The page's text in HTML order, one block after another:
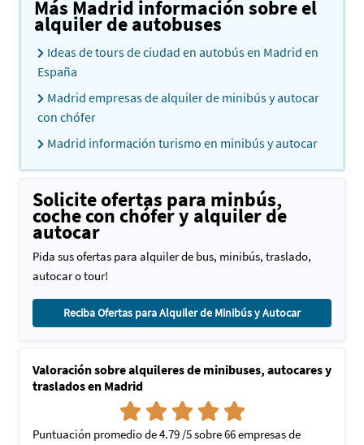
Más Madrid información sobre el
alquiler de autobuses
Ideas de tours de ciudad en autobús en Madrid en
España
Madrid empresas de alquiler de minibús y autocar
con chófer
Madrid información turismo en minibús y autocar
Solicite ofertas para minbús,
coche con chófer y alquiler de
autocar
Pida sus ofertas para alquiler de bus, minibús, traslado,
autocar o tour!
Reciba Ofertas para Alquiler de Minibús y Autocar
Valoración sobre alquileres de minibuses, autocares y
traslados en Madrid
Puntuación promedio de 4.79 /5 sobre 66 empresas de